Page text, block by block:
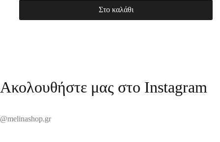
Στο καλάθι
Ακολουθήστε μας στο Instagram
@melinashop.gr